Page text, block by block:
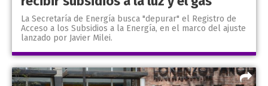
La Secretaría de Energía busca "depurar" el Registro de
Acceso a los Subsidios a la Energía, en el marco del ajuste
lanzado por Javier Milei.